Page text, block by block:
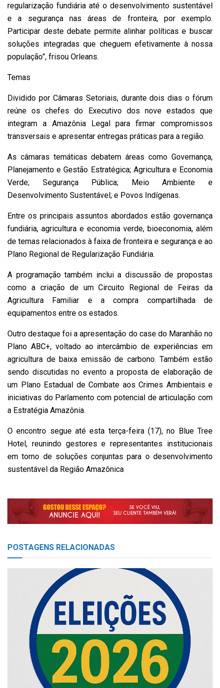
regularização fundiária até o desenvolvimento sustentável
e a segurança nas áreas de fronteira, por exemplo.
Participar deste debate permite alinhar políticas e buscar
soluções integradas que cheguem efetivamente à nossa
população”, frisou Orleans.
Temas
Dividido por Câmaras Setoriais, durante dois dias o fórum
reúne os chefes do Executivo dos nove estados que
integram a Amazônia Legal para firmar compromissos
transversais e apresentar entregas práticas para a região.
As câmaras temáticas debatem áreas como Governança,
Planejamento e Gestão Estratégica; Agricultura e Economia
Verde; Segurança Pública; Meio Ambiente e
Desenvolvimento Sustentável; e Povos Indígenas.
Entre os principais assuntos abordados estão governança
fundiária, agricultura e economia verde, bioeconomia, além
de temas relacionados à faixa de fronteira e segurança e ao
Plano Regional de Regularização Fundiária.
A programação também inclui a discussão de propostas
como a criação de um Circuito Regional de Feiras da
Agricultura Familiar e a compra compartilhada de
equipamentos entre os estados.
Outro destaque foi a apresentação do case do Maranhão no
Plano ABC+, voltado ao intercâmbio de experiências em
agricultura de baixa emissão de carbono. Também estão
sendo discutidas no evento a proposta de elaboração de
um Plano Estadual de Combate aos Crimes Ambientais e
iniciativas do Parlamento com potencial de articulação com
a Estratégia Amazônia.
O encontro segue até esta terça-feira (17), no Blue Tree
Hotel, reunindo gestores e representantes institucionais
em torno de soluções conjuntas para o desenvolvimento
sustentável da Região Amazônica
POSTAGENS RELACIONADAS